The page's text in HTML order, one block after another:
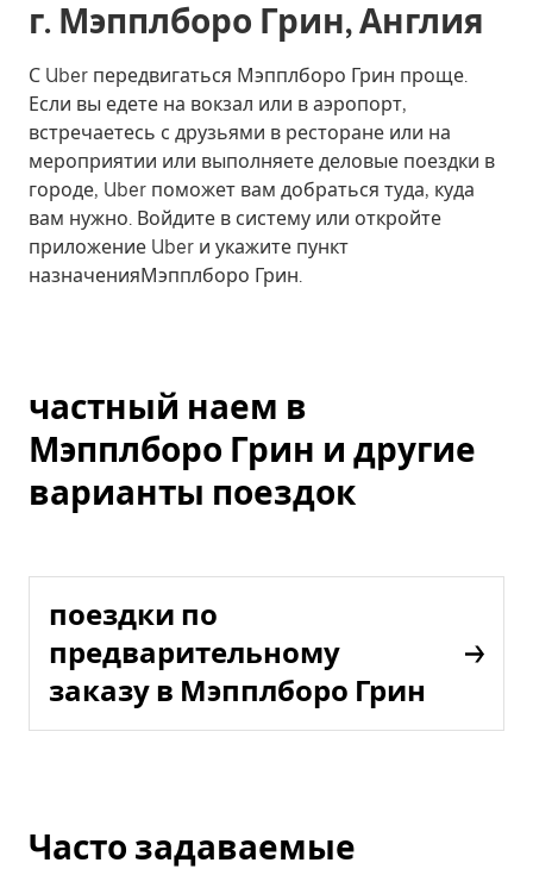
г. Мэпплборо Грин, Англия
С Uber передвигаться Мэпплборо Грин проще.
Если вы едете на вокзал или в аэропорт,
встречаетесь с друзьями в ресторане или на
мероприятии или выполняете деловые поездки в
городе, Uber поможет вам добраться туда, куда
вам нужно. Войдите в систему или откройте
приложение Uber и укажите пункт
назначенияМэпплборо Грин.
частный наем в
Мэпплборо Грин и другие
варианты поездок
поездки по
предварительному
заказу в Мэпплборо Грин
Часто задаваемые